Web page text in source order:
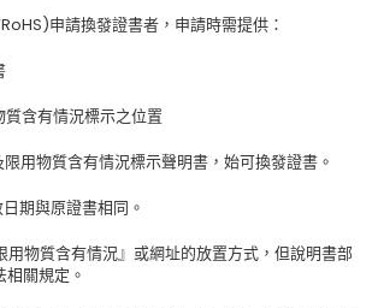
申請換發證書者，申請時需提供：
含有情況標示之位置
用物質含有情況標示聲明書，始可換發證書。
期與原證書相同。
用物質含有情況』或網址的放置方式，但說明書部
關規定。